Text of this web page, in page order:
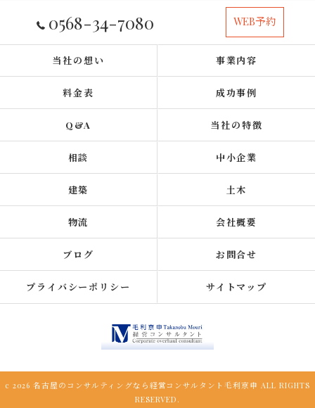
0568-34-7080 WEB予約
当社の想い 事業内容
料金表 成功事例
Q&A 当社の特徴
相談 中小企業
建築 土木
物流 会社概要
ブログ お問合せ
プライバシーポリシー サイトマップ
c 2026 名古屋のコンサルティングなら経営コンサルタント毛利京申 ALL RIGHTS
RESERVED.